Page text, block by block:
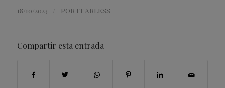
18/10/2023 POR FEARLESS
Compartir esta entrada